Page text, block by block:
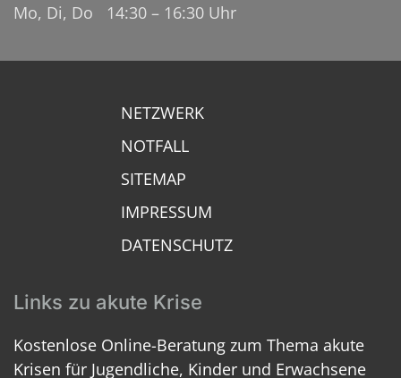
Mo, Di, Do 14:30 – 16:30 Uhr
NETZWERK
NOTFALL
SITEMAP
IMPRESSUM
DATENSCHUTZ
Links zu akute Krise
Kostenlose Online-Beratung zum Thema akute
Krisen für Jugendliche, Kinder und Erwachsene